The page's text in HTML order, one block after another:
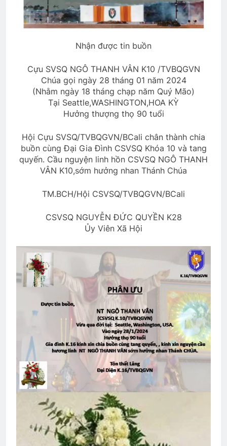
Kịch chiến Pleime
2 Years Ago
ÁO TÍM HOA CÀ
3 Years Ago
2 Years Ago
Tang Lễ Lương Huỳnh Hương K16
2 Years Ago
CTBCTY – Tập I – Chương 3
3 Years Ago
Tagore)
3 Years Ago
CSVSQ Vũ Vĩnh Thụy K17
2 Years Ago
Bình Dương 1970
2 Years Ago
Đêm buồn phố thị
2 Years Ago
Đi dây Tử Thần
2 Years Ago
Ủng hộ Đại Hội Đoàn Kết Võ Bị Toàn
Cầu 2024
3 Years Ago
Nhận được tin buồn
Cựu SVSQ NGÔ THANH VÂN K10 /TVBQGVN
Chúa gọi ngày 28 tháng 01 năm 2024
(Nhằm ngày 18 tháng chạp năm Quý Mão)
Tại Seattle,WASHINGTON,HOA KỲ
Hưởng thượng thọ 90 tuổi
Hội Cựu SVSQ/TVBQGVN/BCali chân thành chia
buồn cùng Đại Gia Đình CSVSQ Khóa 10 và tang
quyến. Cầu nguyện linh hồn CSVSQ NGÔ THANH
VÂN K10,sớm hưởng nhan Thánh Chúa
TM.BCH/Hội CSVSQ/TVBQGVN/BCali
CSVSQ NGUYỄN ĐỨC QUYỀN K28
Ủy Viên Xã Hội